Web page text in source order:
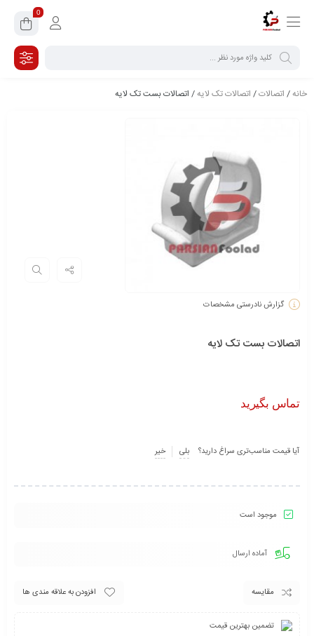
0
خانه/ اتصالات/ اتصالات تک لایه/ اتصالات بست تک لایه
گزارش نادرستی مشخصات
اتصالات بست تک لایه
تماس بگیرید
آیا قیمت مناسب‌تری سراغ دارید؟ بلی خیر
موجود است
آماده ارسال
مقایسه افزودن به علاقه مندی ها
تضمین بهترین قیمت